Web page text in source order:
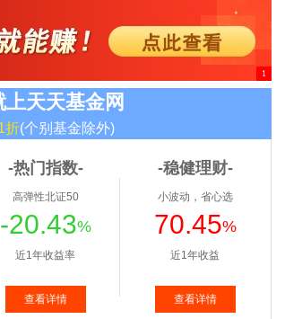
1
天天基金网
折(个别基金除外)
-热门指数-
高弹性北证50
-20.43%
近1年收益率
查看详情
-稳健理财-
小波动，省心选
70.45%
近1年收益
查看详情